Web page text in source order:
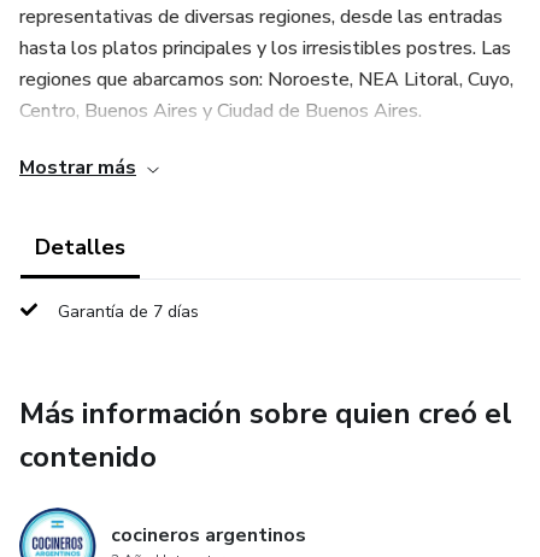
representativas de diversas regiones, desde las entradas
hasta los platos principales y los irresistibles postres. Las
regiones que abarcamos son: Noroeste, NEA Litoral, Cuyo,
Centro, Buenos Aires y Ciudad de Buenos Aires.
Mostrar más
Detalles
Garantía de 7 días
Más información sobre quien creó el
contenido
cocineros argentinos